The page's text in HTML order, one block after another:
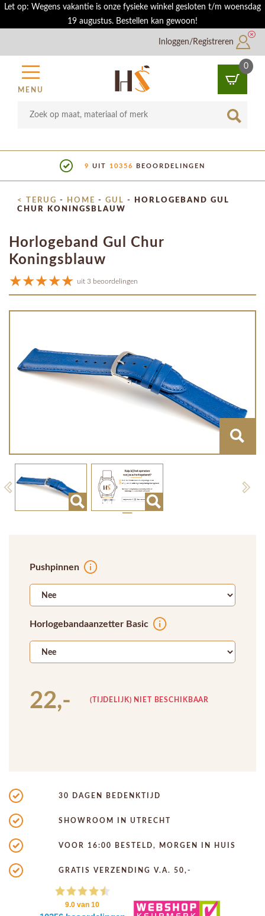
Let op: Wegens vakantie is onze fysieke winkel gesloten t/m woensdag
19 augustus. Bestellen kan gewoon!
Inloggen/Registreren
MENU
0
10356 BEOORDELINGEN
< TERUG - HOME - GUL -
HORLOGEBAND GUL
CHUR KONINGSBLAUW
Horlogeband Gul Chur
Koningsblauw
uit 3 beoordelingen
Previous Next
Pushpinnen
Horlogebandaanzetter Basic
22,- (TIJDELIJK) NIET BESCHIKBAAR
30 DAGEN BEDENKTIJD
SHOWROOM IN UTRECHT
VOOR 16:00 BESTELD, MORGEN IN HUIS
GRATIS VERZENDING V.A. 50,-